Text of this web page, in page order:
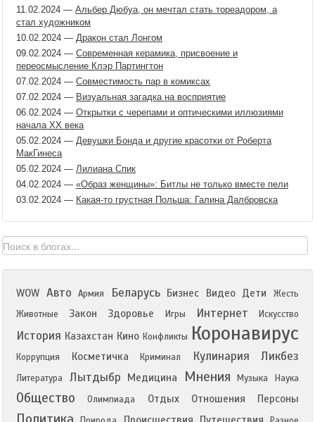
11.02.2024 — Альбер Дюбуа, он мечтал стать тореадором, а
стал художником
10.02.2024 — Дракон стал Лонгом
09.02.2024 — Современная керамика, присвоение и
переосмысление Клэр Партингтон
07.02.2024 — Совместимость пар в комиксах
07.02.2024 — Визуальная загадка на восприятие
06.02.2024 — Открытки с черепами и оптическими иллюзиями
начала XX века
05.02.2024 — Девушки Бонда и другие красотки от Роберта
МакГинеса
05.02.2024 — Лилиана Спик
04.02.2024 — «Образ женщины»: Битлы не только вместе пели
03.02.2024 — Какая-то грустная Польша: Галина Далбровска
WOW Авто Армия Беларусь Бизнес Видео Дети
Жесть
Животные
Закон Здоровье Игры Интернет Искусство
История Казахстан Кино Конфликты Коронавирус
Коррупция Косметичка Криминал Кулинария Ликбез
Литература Лытдыбр Медицина Мнения Музыка Наука
Общество Олимпиада Отдых Отношения Персоны